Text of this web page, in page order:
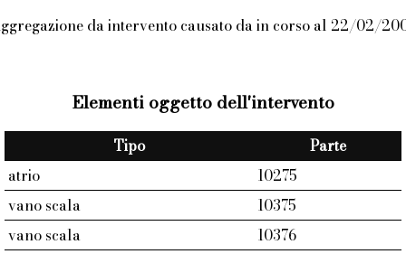
da intervento causato da in corso al 22/02/
Elementi oggetto dell'intervento
Tipo
Parte
atrio
10275
vano scala
10375
vano scala
10376